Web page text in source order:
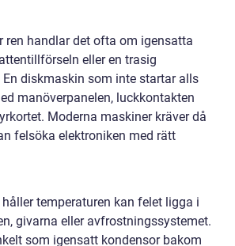
ren handlar det ofta om igensatta
eller en trasig
diskmaskin som inte startar alls
manöverpanelen, luckkontakten
Moderna maskiner kräver då
felsöka elektroniken med rätt
temperaturen kan felet ligga i
givarna eller avfrostningssystemet.
som igensatt kondensor bakom